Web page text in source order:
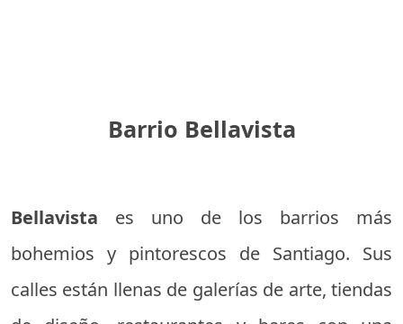
Barrio Bellavista
Bellavista es uno de los barrios más
bohemios y pintorescos de Santiago. Sus
calles están llenas de galerías de arte, tiendas